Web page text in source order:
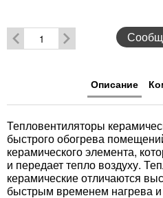
Описание
Тепловентиляторы
быстрого обогрева
керамического элемента,
и передает тепло воздуху.
керамические отличаются
быстрым временем нагрева и